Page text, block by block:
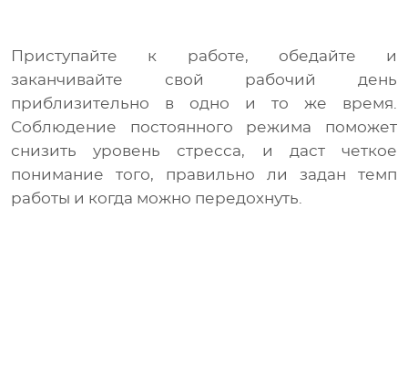
Приступайте к работе, обедайте и
заканчивайте свой рабочий день
приблизительно в одно и то же время.
Соблюдение постоянного режима поможет
снизить уровень стресса, и даст четкое
понимание того, правильно ли задан темп
работы и когда можно передохнуть.